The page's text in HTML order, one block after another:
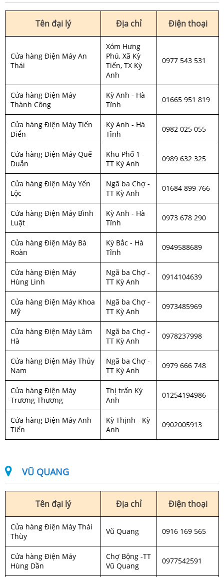
Tên đại lý Địa chỉ Điện thoại
Cửa hàng Điện Máy An
Thái
Xóm Hưng
Phú, Xã Kỳ
Tiến, TX Kỳ
Anh
0977 543 531
Cửa hàng Điện Máy
Thành Công
Kỳ Anh - Hà
Tĩnh
01665 951 819
Cửa hàng Điện Máy Tiến
Điển
Kỳ Anh - Hà
Tĩnh
0982 025 055
Cửa hàng Điện Máy Quế
Duẫn
Khu Phố 1 -
TT Kỳ Anh
0989 632 325
Cửa hàng Điện Máy Yến
Lộc
Ngã ba Chợ -
TT Kỳ Anh
01684 899 766
Cửa hàng Điện Máy Bình
Luật
Kỳ Anh - Hà
Tĩnh
0973 678 290
Cửa hàng Điện Máy Bà
Roàn
Kỳ Bắc - Hà
Tĩnh
0949588689
Cửa hàng Điện Máy
Hùng Linh
Ngã ba Chợ -
TT Kỳ Anh
0914104639
Cửa hàng Điện Máy Khoa
Mỹ
Ngã ba Chợ -
TT Kỳ Anh
0973485969
Cửa hàng Điện Máy Lâm
Hà
Ngã ba Chợ -
TT Kỳ Anh
0978237998
Cửa hàng Điện Máy Thủy
Nam
Ngã ba Chợ -
TT Kỳ Anh
0979 666 748
Cửa hàng Điện Máy
Trương Thương
Thị trấn Kỳ
Anh
01254194986
Cửa hàng Điện Máy Anh
Tiến
Kỳ Thịnh - Kỳ
Anh
0902005913
VŨ QUANG
Tên đại lý Địa chỉ Điện thoại
Cửa hàng Điện Máy Thái
Thùy
Vũ Quang 0916 169 565
Cửa hàng Điện Máy
Hùng Dần
Chợ Bộng -TT
Vũ Quang
0977542591